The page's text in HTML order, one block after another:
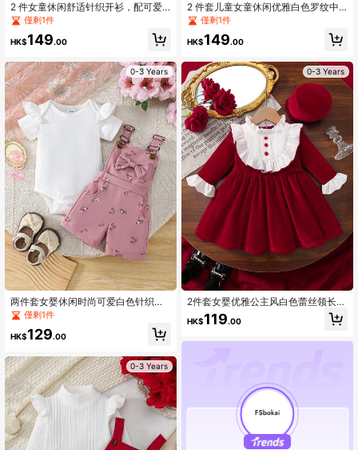
2 件女童休闲舒适针织开衫，配可爱
绒球装饰和松紧腰吊带裙套装，适合
春秋季
僅剩1件
HK$149.00
0-3 Years
两件套女婴休闲时尚可爱白色针织荷
叶袖连体衣和粉色编织玫瑰印花蝴蝶
结装饰口袋背带短裤，春夏日常穿搭
僅剩1件
HK$129.00
0-3 Years
2 件套儿童女童休闲优雅白色罗纹中
高领提花紫色钩针花卉点缀全拉链长
袖开衫和紫色圆领无袖蝴蝶结装饰连
衣裙套装，春秋
僅剩1件
HK$149.00
0-3 Years
2件套女婴优雅公主风白色蕾丝领长袖
连衣裙及帽子套装，春秋季
HK$119.00